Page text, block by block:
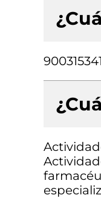
900315341